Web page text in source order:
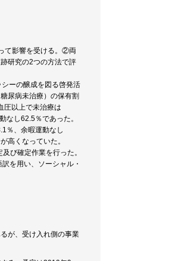
て影響を受ける。②両
研究の2つの方法で評
ーの醸成を図る啓発活
尿病未治療）の保有割
圧以上で未治療は
なし62.5％であった。
％、余暇運動なし
高くなっていた。
び確定作業を行った。
を用い、ソーシャル・
が、受け入れ側の事業